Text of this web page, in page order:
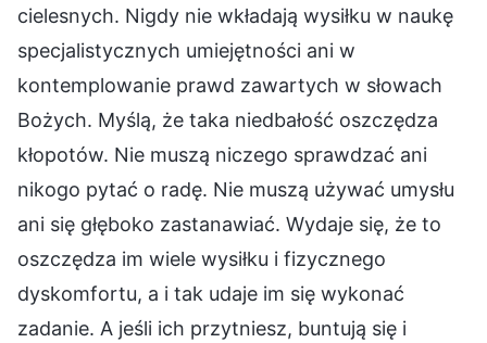
cielesnych. Nigdy nie wkładają wysiłku w naukę
specjalistycznych umiejętności ani w
kontemplowanie prawd zawartych w słowach
Bożych. Myślą, że taka niedbałość oszczędza
kłopotów. Nie muszą niczego sprawdzać ani
nikogo pytać o radę. Nie muszą używać umysłu
ani się głęboko zastanawiać. Wydaje się, że to
oszczędza im wiele wysiłku i fizycznego
dyskomfortu, a i tak udaje im się wykonać
zadanie. A jeśli ich przytniesz, buntują się i